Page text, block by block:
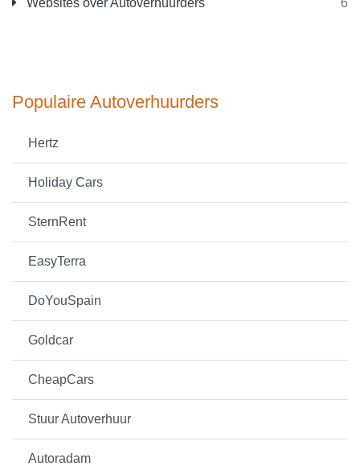
Websites over Autoverhuurders 6
Populaire Autoverhuurders
Hertz
Holiday Cars
SternRent
EasyTerra
DoYouSpain
Goldcar
CheapCars
Stuur Autoverhuur
Autoradam